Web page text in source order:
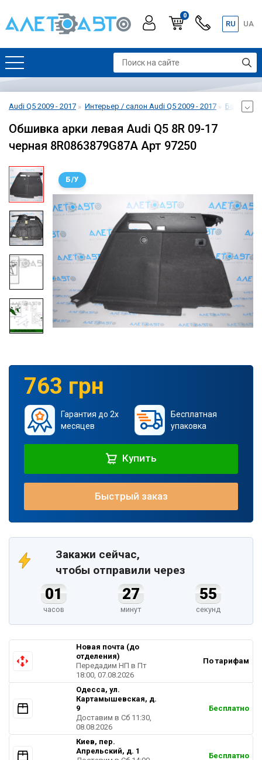
0
RU UA
Audi Q5 2009 - 2017 Интерьер / салон Audi Q5 2009 - 2017 Багажник
Обшивка арки левая Audi Q5 8R 09-17
черная 8R0863879G87A Арт 97250
Б/У
763 грн
Гарантия до 2х
месяцев
Бесплатная
упаковка
Купить
Быстрый заказ
Закажи сейчас,
чтобы отправили через
01
часов
27
минут
54
секунд
Новая почта (до
отделения)
Передадим НП в Пт
18:00, 07.08.2026
По тарифам
Одесса, ул.
Картамышевская, д.
9
Доставим в Cб 11:30,
08.08.2026
Бесплатно
Киев, пер.
Апрельский, д. 1
Бесплатно